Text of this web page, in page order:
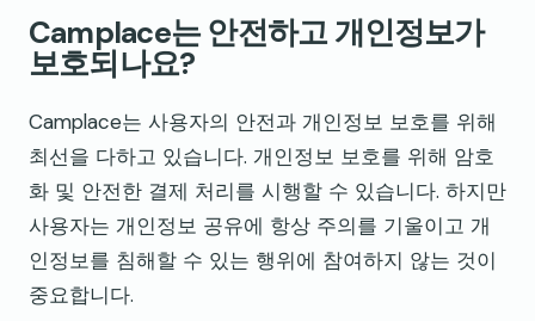
Camplace는 안전하고 개인정보가
보호되나요?
Camplace는 사용자의 안전과 개인정보 보호를 위해
최선을 다하고 있습니다. 개인정보 보호를 위해 암호
화 및 안전한 결제 처리를 시행할 수 있습니다. 하지만
사용자는 개인정보 공유에 항상 주의를 기울이고 개
인정보를 침해할 수 있는 행위에 참여하지 않는 것이
중요합니다.